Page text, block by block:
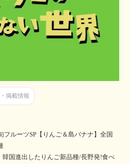
掲載情報
フルーツSP【りんご＆島バナナ】全国
韓国進出したりんご新品種/長野発!食べ